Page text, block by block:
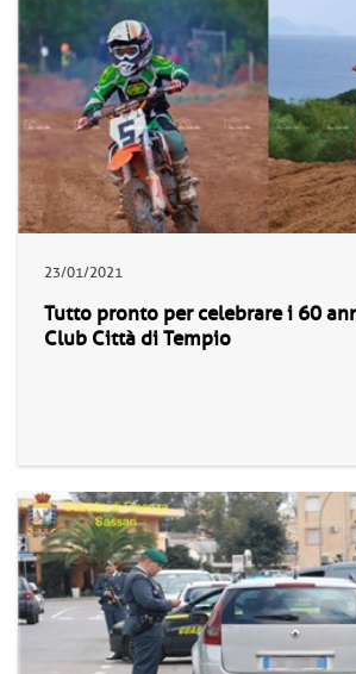
23/01/2021
Tutto pronto per celebrare i 60
Club Città di Tempio